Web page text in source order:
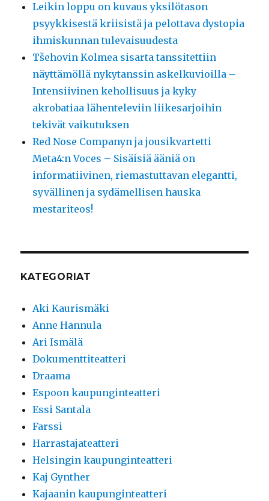
Leikin loppu on kuvaus yksilötason
psyykkisestä kriisistä ja pelottava dystopia
ihmiskunnan tulevaisuudesta
Tšehovin Kolmea sisarta tanssitettiin
näyttämöllä nykytanssin askelkuvioilla –
Intensiivinen kehollisuus ja kyky
akrobatiaa lähenteleviin liikesarjoihin
tekivät vaikutuksen
Red Nose Companyn ja jousikvartetti
Meta4:n Voces – Sisäisiä ääniä on
informatiivinen, riemastuttavan elegantti,
syvällinen ja sydämellisen hauska
mestariteos!
KATEGORIAT
Aki Kaurismäki
Anne Hannula
Ari Ismälä
Dokumenttiteatteri
Draama
Espoon kaupunginteatteri
Essi Santala
Farssi
Harrastajateatteri
Helsingin kaupunginteatteri
Kaj Gynther
Kajaanin kaupunginteatteri